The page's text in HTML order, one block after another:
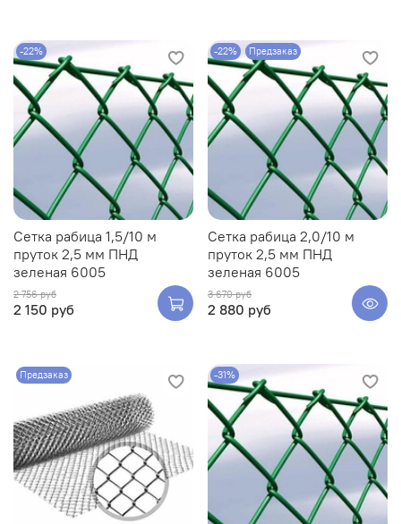
-22%
Сетка рабица 1,5/10 м
пруток 2,5 мм ПНД
зеленая 6005
2 756 руб
2 150 руб
-22% Предзаказ
Сетка рабица 2,0/10 м
пруток 2,5 мм ПНД
зеленая 6005
3 670 руб
2 880 руб
Предзаказ -31%